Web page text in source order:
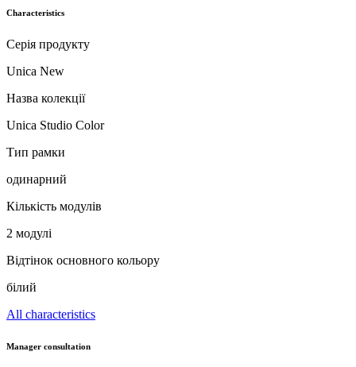
Characteristics
Серія продукту
Unica New
Назва колекції
Unica Studio Color
Тип рамки
одинарний
Кількість модулів
2 модулі
Відтінок основного кольору
білий
All characteristics
Manager consultation